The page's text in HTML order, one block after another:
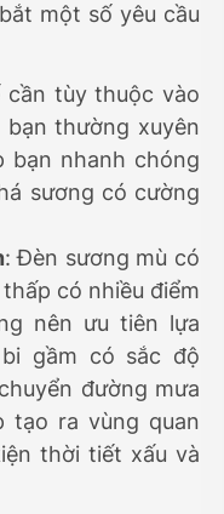
một số yêu cầu
cần tùy thuộc vào
bạn thường xuyên
bạn nhanh chóng
sương có cường
: Đèn sương mù có
có nhiều điểm
nên ưu tiên lựa
gầm có sắc độ
đường mưa
tạo ra vùng quan
thời tiết xấu và